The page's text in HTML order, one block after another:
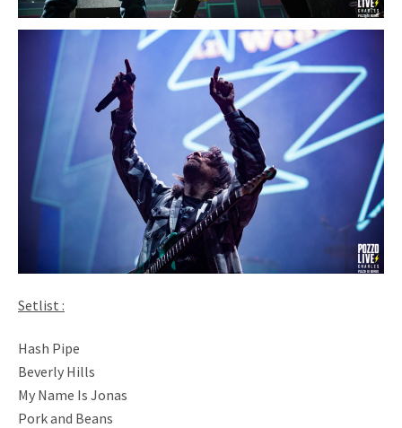
Setlist :
Hash Pipe
Beverly Hills
My Name Is Jonas
Pork and Beans